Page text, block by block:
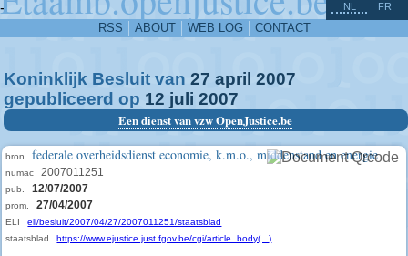
-
RSS ABOUT WEB LOG CONTACT
NL FR
Koninklijk Besluit van 27 april 2007
gepubliceerd op 12 juli 2007
Een dienst van vzw OpenJustice.be
bron federale overheidsdienst economie, k.m.o., middenstand en energie
numac 2007011251
pub. 12/07/2007
prom. 27/04/2007
ELI
eli/besluit/2007/04/27/2007011251/staatsblad
staatsblad
https://www.ejustice.just.fgov.be/cgi/article_body(...)
^